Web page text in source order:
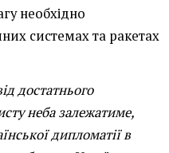
необхідно
системах та ракетах
достатнього
неба залежатиме,
дипломатії в